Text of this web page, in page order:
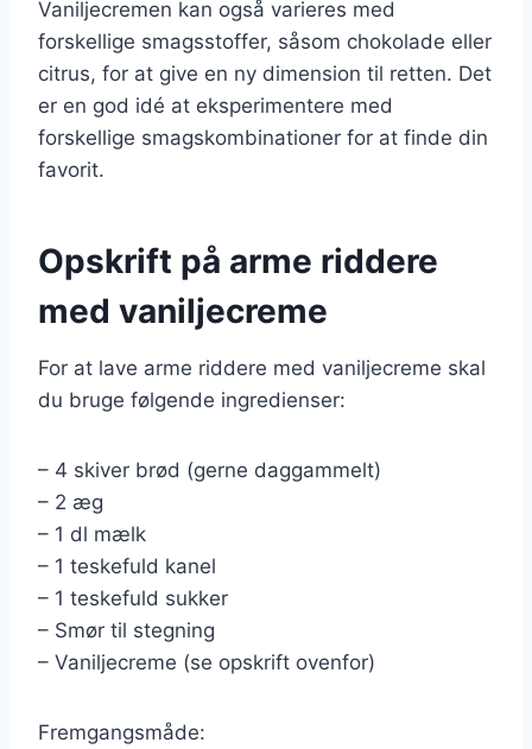
Vaniljecremen kan også varieres med
forskellige smagsstoffer, såsom chokolade eller
citrus, for at give en ny dimension til retten. Det
er en god idé at eksperimentere med
forskellige smagskombinationer for at finde din
favorit.
Opskrift på arme riddere
med vaniljecreme
For at lave arme riddere med vaniljecreme skal
du bruge følgende ingredienser:
– 4 skiver brød (gerne daggammelt)
– 2 æg
– 1 dl mælk
– 1 teskefuld kanel
– 1 teskefuld sukker
– Smør til stegning
– Vaniljecreme (se opskrift ovenfor)
Fremgangsmåde: